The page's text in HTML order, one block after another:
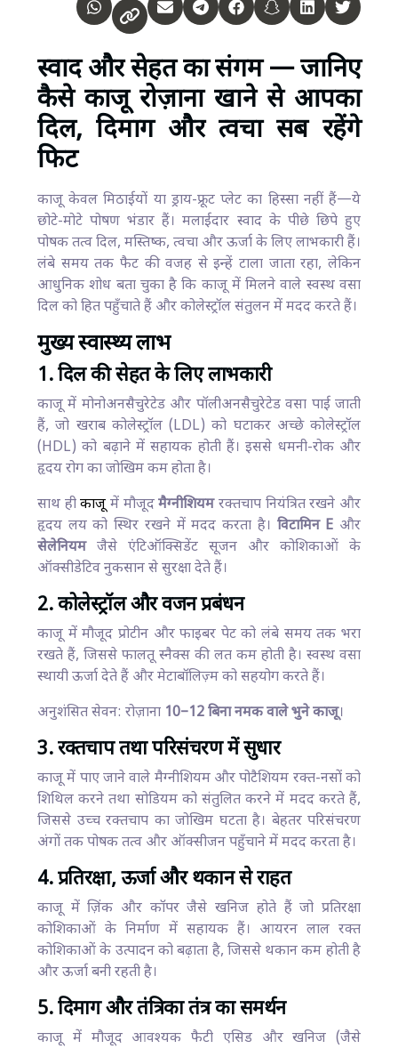
स्वाद और सेहत का संगम — जानिए
कैसे काजू रोज़ाना खाने से आपका
दिल, दिमाग और त्वचा सब रहेंगे
फिट
काजू केवल मिठाईयों या ड्राय-फ्रूट प्लेट का हिस्सा नहीं हैं—ये
छोटे-मोटे पोषण भंडार हैं। मलाईदार स्वाद के पीछे छिपे हुए
पोषक तत्व दिल, मस्तिष्क, त्वचा और ऊर्जा के लिए लाभकारी हैं।
लंबे समय तक फैट की वजह से इन्हें टाला जाता रहा, लेकिन
आधुनिक शोध बता चुका है कि काजू में मिलने वाले स्वस्थ वसा
दिल को हित पहुँचाते हैं और कोलेस्ट्रॉल संतुलन में मदद करते हैं।
मुख्य स्वास्थ्य लाभ
1. दिल की सेहत के लिए लाभकारी
काजू में मोनोअनसैचुरेटेड और पॉलीअनसैचुरेटेड वसा पाई जाती
हैं, जो खराब कोलेस्ट्रॉल (LDL) को घटाकर अच्छे कोलेस्ट्रॉल
(HDL) को बढ़ाने में सहायक होती हैं। इससे धमनी-रोक और
हृदय रोग का जोखिम कम होता है।
साथ हीकाजूमें मौजूदमैग्नीशियमरक्तचाप नियंत्रित रखने और
हृदय लय को स्थिर रखने में मदद करता है। विटामिन E और
सेलेनियमजैसे एंटिऑक्सिडेंट सूजन और कोशिकाओं के
ऑक्सीडेटिव नुकसान से सुरक्षा देते हैं।
2. कोलेस्ट्रॉल और वजन प्रबंधन
काजू में मौजूद प्रोटीन और फाइबर पेट को लंबे समय तक भरा
रखते हैं, जिससे फालतू स्नैक्स की लत कम होती है। स्वस्थ वसा
स्थायी ऊर्जा देते हैं और मेटाबॉलिज़्म को सहयोग करते हैं।
अनुशंसित सेवन: रोज़ाना 10–12 बिना नमक वाले भुने काजू।
3. रक्तचाप तथा परिसंचरण में सुधार
काजू में पाए जाने वाले मैग्नीशियम और पोटैशियम रक्त-नसों को
शिथिल करने तथा सोडियम को संतुलित करने में मदद करते हैं,
जिससे उच्च रक्तचाप का जोखिम घटता है। बेहतर परिसंचरण
अंगों तक पोषक तत्व और ऑक्सीजन पहुँचाने में मदद करता है।
4. प्रतिरक्षा, ऊर्जा और थकान से राहत
काजू में ज़िंक और कॉपर जैसे खनिज होते हैं जो प्रतिरक्षा
कोशिकाओं के निर्माण में सहायक हैं। आयरन लाल रक्त
कोशिकाओं के उत्पादन को बढ़ाता है, जिससे थकान कम होती है
और ऊर्जा बनी रहती है।
5. दिमाग और तंत्रिका तंत्र का समर्थन
काजू में मौजूद आवश्यक फैटी एसिड और खनिज (जैसे